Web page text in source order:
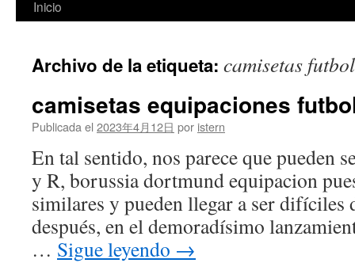
Saltar
contenido
Inicio
Archivo de la etiqueta: camisetas
camisetas equipaciones
Publicada el 2023年4月12日 por istern
En tal sentido, nos parece que pueden
y R, borussia dortmund equipacion
similares y pueden llegar a ser difíciles
después, en el demoradísimo
… Sigue leyendo →